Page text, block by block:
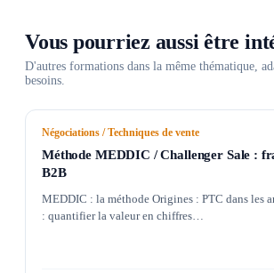
Vous pourriez aussi être
D'autres formations dans la même thématique,
besoins.
Négociations / Techniques de vente
Méthode MEDDIC / Challenger Sale :
B2B
MEDDIC : la méthode Origines : PTC dans les
: quantifier la valeur en chiffres…